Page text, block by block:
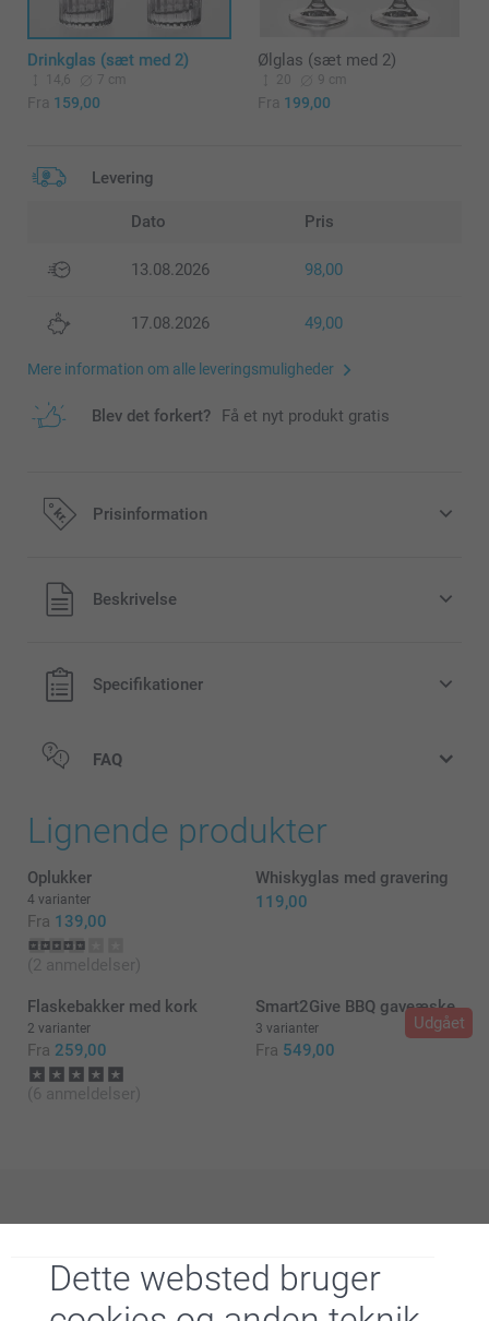
Dette websted bruger
Drinkglas (sæt med 2)
14,6 7 cm
Fra 159,00
Ølglas (sæt med 2)
20 9 cm
Fra 199,00
Levering
Dato Pris
13.08.2026 98,00
17.08.2026 49,00
Mere information om alle leveringsmuligheder
Blev det forkert? Få et nyt produkt gratis
Prisinformation
Alle priser inklusive moms og uden
forsendelsesomkostninger
Beskrivelse
Specifikationer
Ølglas med gravering (sæt med 2)
FAQ
Lignende produkter
Oplukker
4 varianter
Fra 139,00
(2 anmeldelser)
Whiskyglas med gravering
119,00
Flaskebakker med kork
2 varianter
Fra 259,00
(6 anmeldelser)
Udgået
Smart2Give BBQ gaveæske
3 varianter
Fra 549,00